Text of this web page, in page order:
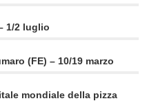
1/2 luglio
(FE) – 10/19 marzo
mondiale della pizza